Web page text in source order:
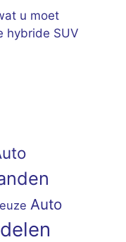
u moet
hybride SUV
Auto